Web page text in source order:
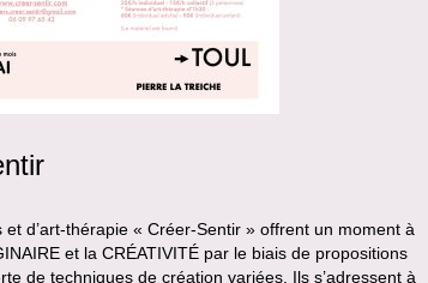
et d’art-thérapie « Créer-Sentir » offrent un moment à
et la CRÉATIVITÉ par le biais de propositions
de techniques de création variées. Ils s’adressent à